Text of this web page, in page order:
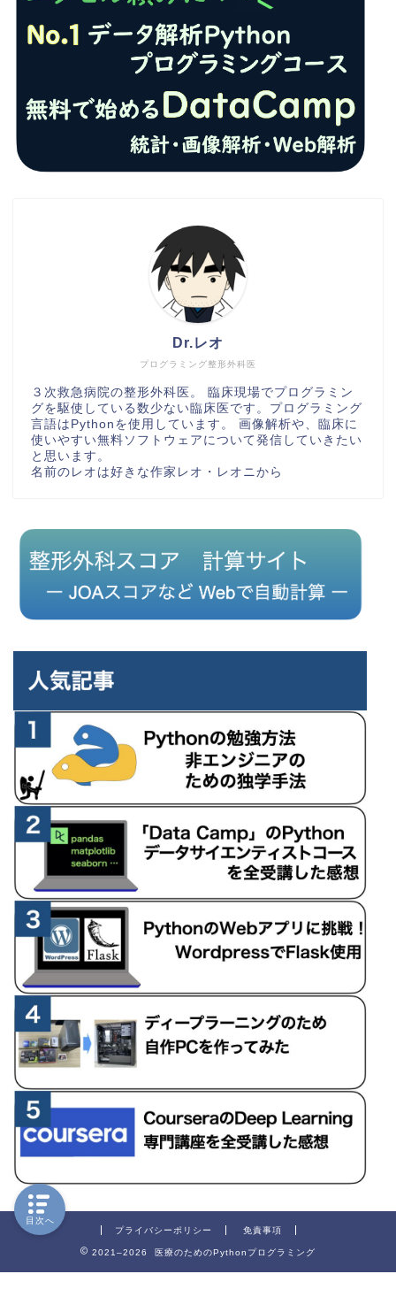
プログラミング整形外科医
Dr.レオ
３次救急病院の整形外科医。 臨床現場でプログラミン
グを駆使している数少ない臨床医です。プログラミング
言語はPythonを使用しています。 画像解析や、臨床に
使いやすい無料ソフトウェアについて発信していきたい
と思います。
名前のレオは好きな作家レオ・レオニから
プライバシーポリシー 免責事項
2021–2026 医療のためのPythonプログラミング
目次へ